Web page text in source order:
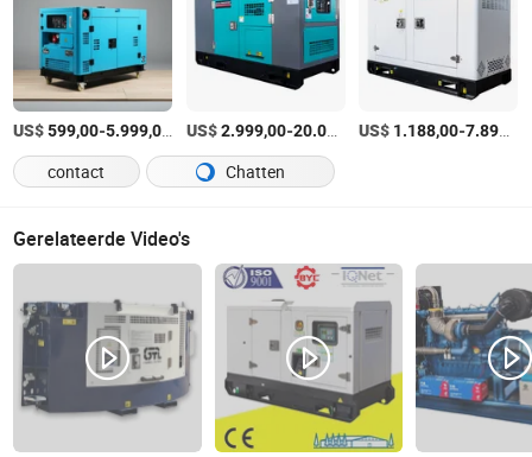
US$599,00-5.999,00 /PCUS$2.999,00-20.000,00 /PC
US$ 1.188,00-7.890,00
contact
Chatten
Gerelateerde Video's